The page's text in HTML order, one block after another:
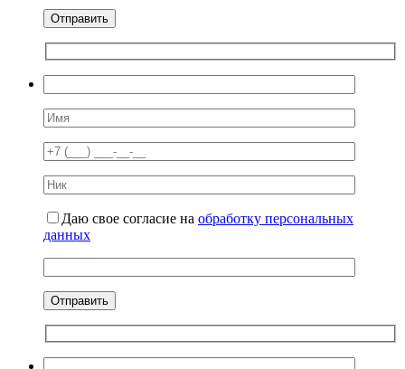
Даю свое согласие на обработку персональных
данных